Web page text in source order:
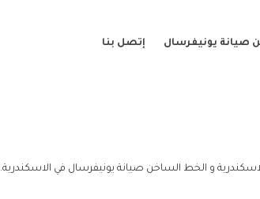
صيانة يونيفرسال إتصل بنا
و الخط الساخن صيانة يونيفرسال في الاسكندرية.